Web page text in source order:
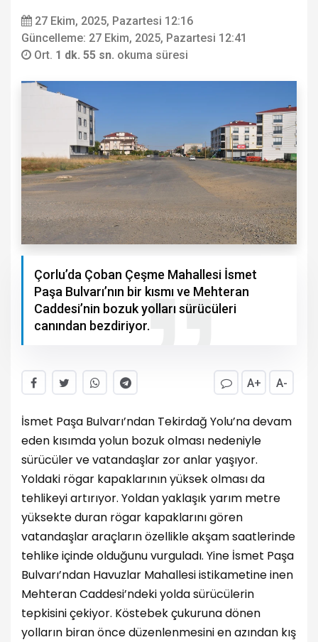
27 Ekim, 2025, Pazartesi 12:16
Güncelleme: 27 Ekim, 2025, Pazartesi 12:41
Ort. 1 dk. 55 sn. okuma süresi
Çorlu’da Çoban Çeşme Mahallesi İsmet
Paşa Bulvarı’nın bir kısmı ve Mehteran
Caddesi’nin bozuk yolları sürücüleri
canından bezdiriyor.
A+ A-
İsmet Paşa Bulvarı’ndan Tekirdağ Yolu’na devam
eden kısımda yolun bozuk olması nedeniyle
sürücüler ve vatandaşlar zor anlar yaşıyor.
Yoldaki rögar kapaklarının yüksek olması da
tehlikeyi artırıyor. Yoldan yaklaşık yarım metre
yüksekte duran rögar kapaklarını gören
vatandaşlar araçların özellikle akşam saatlerinde
tehlike içinde olduğunu vurguladı. Yine İsmet Paşa
Bulvarı’ndan Havuzlar Mahallesi istikametine inen
Mehteran Caddesi’ndeki yolda sürücülerin
tepkisini çekiyor. Köstebek çukuruna dönen
yolların biran önce düzenlenmesini en azından kış